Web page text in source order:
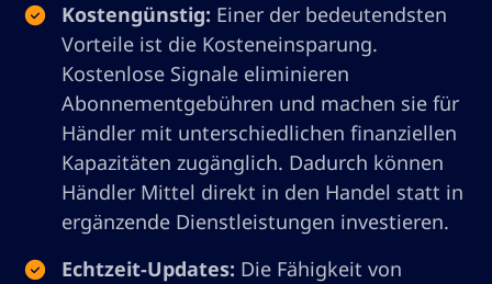
Kostengünstig: Einer der bedeutendsten
Vorteile ist die Kosteneinsparung.
Kostenlose Signale eliminieren
Abonnementgebühren und machen sie für
Händler mit unterschiedlichen finanziellen
Kapazitäten zugänglich. Dadurch können
Händler Mittel direkt in den Handel statt in
ergänzende Dienstleistungen investieren.
Echtzeit-Updates: Die Fähigkeit von